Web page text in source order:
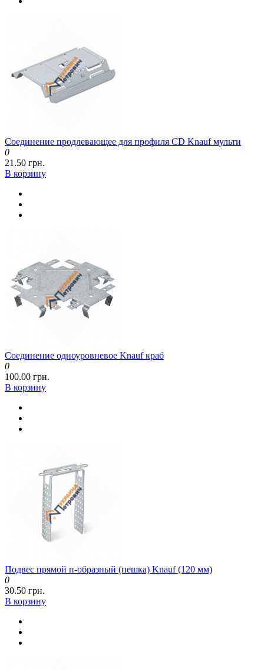
Соединение продлевающее для профиля CD Knauf мульти
0
21.50 грн.
В корзину
Соединение одноуровневое Knauf краб
0
100.00 грн.
В корзину
Подвес прямой п-образный (пешка) Knauf (120 мм)
0
30.50 грн.
В корзину